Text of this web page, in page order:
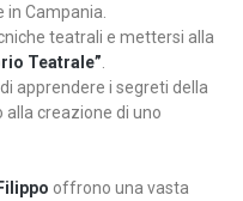
Campania.
teatrali e mettersi alla
Teatrale”
apprendere i segreti della
creazione di uno
offrono una vasta